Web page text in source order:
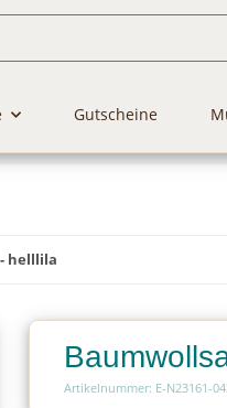
Gutscheine
helllila
Artikelnummer: E-N23161-